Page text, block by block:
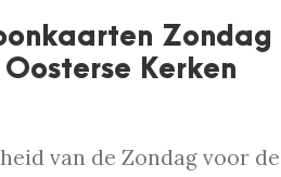
Zondag
Kerken
van de Zondag voor de